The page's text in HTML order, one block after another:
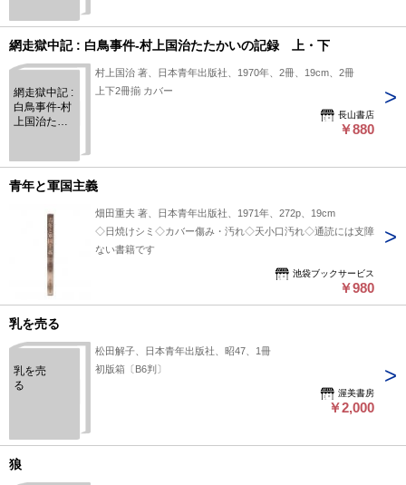
網走獄中記 : 白鳥事件-村上国治たたかいの記録 上・下
網走獄中記 :
白鳥事件-村
上国治たた
村上国治 著、日本青年出版社、1970年、2冊、19cm、2冊
上下2冊揃 カバー
長山書店
￥880
青年と軍国主義
畑田重夫 著、日本青年出版社、1971年、272p、19cm
◇日焼けシミ◇カバー傷み・汚れ◇天小口汚れ◇通読には支障
ない書籍です
池袋ブックサービス
￥980
乳を売る
乳を売
る
松田解子、日本青年出版社、昭47、1冊
初版箱〔B6判〕
渥美書房
￥2,000
狼